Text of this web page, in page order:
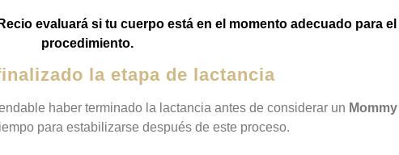
evaluará si tu cuerpo está en el momento adecuado para el
procedimiento.
la etapa de lactancia
haber terminado la lactancia antes de considerar un Mommy
para estabilizarse después de este proceso.